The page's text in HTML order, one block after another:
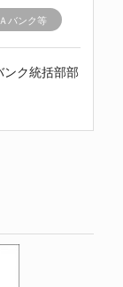
バンク等
ク統括部部